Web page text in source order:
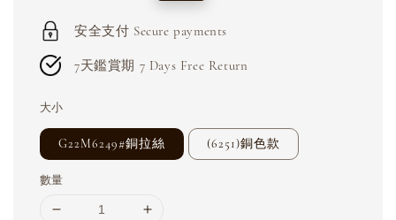
安全支付 Secure payments
7天鑑賞期 7 Days Free Return
大小
G22M6249#銅拉絲 (6251)銅色款
數量